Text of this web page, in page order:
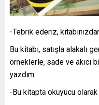
-Tebrik ederiz,
Bu kitabı, satışla alakalı
örneklerle, sade ve akıcı
yazdım.
-Bu kitapta okuyucu